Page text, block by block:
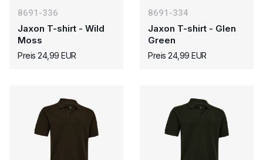
8691-336
Jaxon T-shirt - Wild
Moss
Preis 24,99 EUR
8691-334
Jaxon T-shirt - Glen
Green
Preis 24,99 EUR